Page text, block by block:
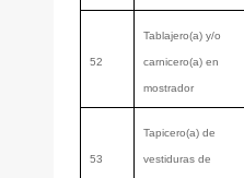
52
Tablajero(a) y/o
carnicero(a) en
mostrador
53
Tapicero(a) de
vestiduras de